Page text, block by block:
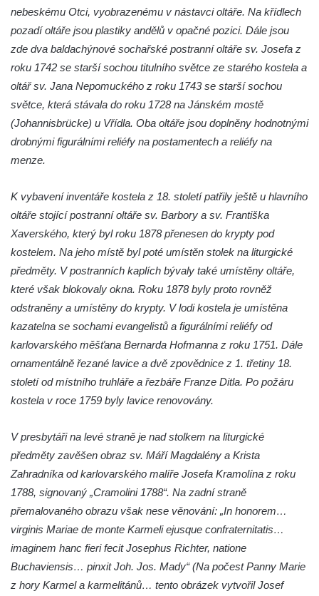
Výklenková kaple v jižní části Hořína
Výklenková kaple na domě Vodárenská čp.
271/1 v Mělníku
Kaple svatého Antonína v Nové Vsi-
Teplicích
Kaple svatých Petra a Pavla v Kladrubech u
Teplic
Kostel svatých Šimona a Judy v
Zabrušanech
Heymannova kaple v Havířské ulici v
Duchcově
Kaple svaté Barbory v sadech Rudé
armády v Duchcově
Kaple Panny Marie Pomocné na hřbitově v
Duchcově
Hřbitovní kaple u městského hřbitova ve
Tříkrálová kaple u Rybniště
Lischkeova kaple severně od Dolní
Chřibské
Farská kaple pod Širokým vrchem
Kostel svatých Petra a Pavla v Kadani
Kostel svaté Anny v Kadani
Chrám pokoje v Hrádku nad Nisou
nebeskému Otci, vyobrazenému v nástavci oltáře. Na křídlech
pozadí oltáře jsou plastiky andělů v opačné pozici. Dále jsou
zde dva baldachýnové sochařské postranní oltáře sv. Josefa z
roku 1742 se starší sochou titulního světce ze starého kostela a
oltář sv. Jana Nepomuckého z roku 1743 se starší sochou
světce, která stávala do roku 1728 na Jánském mostě
(Johannisbrücke) u Vřídla. Oba oltáře jsou doplněny hodnotnými
drobnými figurálními reliéfy na postamentech a reliéfy na
menze.
K vybavení inventáře kostela z 18. století patřily ještě u hlavního
oltáře stojící postranní oltáře sv. Barbory a sv. Františka
Xaverského, který byl roku 1878 přenesen do krypty pod
kostelem. Na jeho místě byl poté umístěn stolek na liturgické
předměty. V postranních kaplích bývaly také umístěny oltáře,
které však blokovaly okna. Roku 1878 byly proto rovněž
odstraněny a umístěny do krypty. V lodi kostela je umístěna
kazatelna se sochami evangelistů a figurálními reliéfy od
karlovarského měšťana Bernarda Hofmanna z roku 1751. Dále
ornamentálně řezané lavice a dvě zpovědnice z 1. třetiny 18.
století od místního truhláře a řezbáře Franze Ditla. Po požáru
kostela v roce 1759 byly lavice renovovány.
V presbytáři na levé straně je nad stolkem na liturgické
předměty zavěšen obraz sv. Máří Magdalény a Krista
Zahradníka od karlovarského malíře Josefa Kramolína z roku
1788, signovaný „Cramolini 1788“. Na zadní straně
přemalovaného obrazu však nese věnování: „In honorem…
virginis Mariae de monte Karmeli ejusque confraternitatis…
imaginem hanc fieri fecit Josephus Richter, natione
Buchaviensis… pinxit Joh. Jos. Mady“ (Na počest Panny Marie
z hory Karmel a karmelitánů… tento obrázek vytvořil Josef